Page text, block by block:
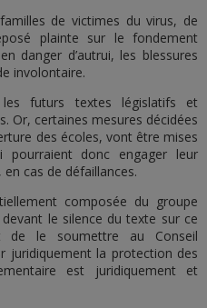
de victimes du virus, de
plainte sur le fondement
danger d’autrui, les blessures
involontaire.
futurs textes législatifs et
Or, certaines mesures décidées
des écoles, vont être mises
donc engager leur
cas de défaillances.
composée du groupe
le silence du texte sur ce
de le soumettre au Conseil
juridiquement la protection des
est juridiquement et